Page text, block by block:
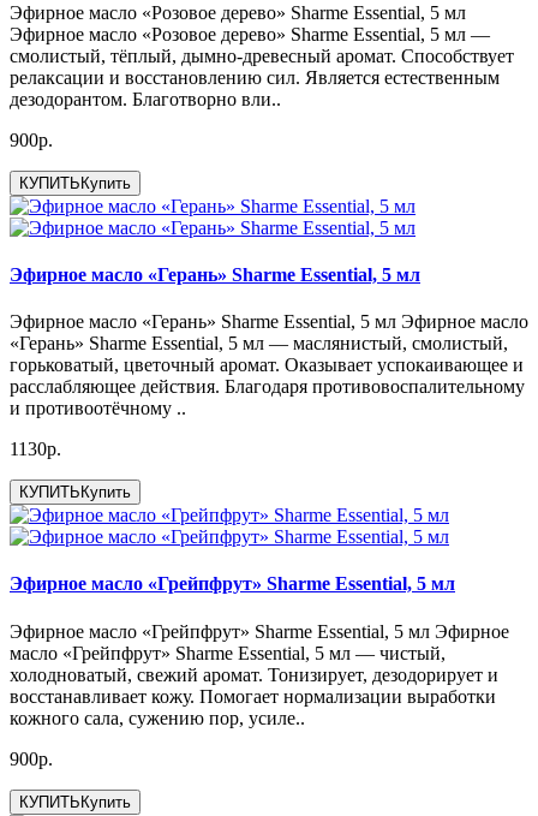
Эфирное масло «Розовое дерево» Sharme Essential, 5 мл
Эфирное масло «Розовое дерево» Sharme Essential, 5 мл —
смолистый, тёплый, дымно-древесный аромат. Способствует
релаксации и восстановлению сил. Является естественным
дезодорантом. Благотворно вли..
900р.
КУПИТЬКупить
Эфирное масло «Герань» Sharme Essential, 5 мл
Эфирное масло «Герань» Sharme Essential, 5 мл Эфирное масло
«Герань» Sharme Essential, 5 мл — маслянистый, смолистый,
горьковатый, цветочный аромат. Оказывает успокаивающее и
расслабляющее действия. Благодаря противовоспалительному
и противоотёчному ..
1130р.
КУПИТЬ Купить
Эфирное масло «Грейпфрут» Sharme Essential, 5 мл
Эфирное масло «Грейпфрут» Sharme Essential, 5 мл Эфирное
масло «Грейпфрут» Sharme Essential, 5 мл — чистый,
холодноватый, свежий аромат. Тонизирует, дезодорирует и
восстанавливает кожу. Помогает нормализации выработки
кожного сала, сужению пор, усиле..
900р.
КУПИТЬКупить